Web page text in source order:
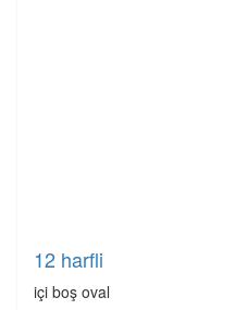
12 harfli
içi boş oval